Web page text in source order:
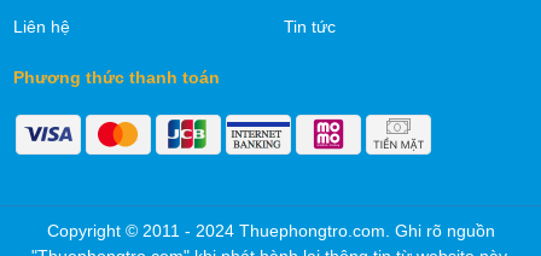
Liên hệ
Tin tức
Phương thức thanh toán
Copyright © 2011 - 2024 Thuephongtro.com. Ghi rõ nguồn